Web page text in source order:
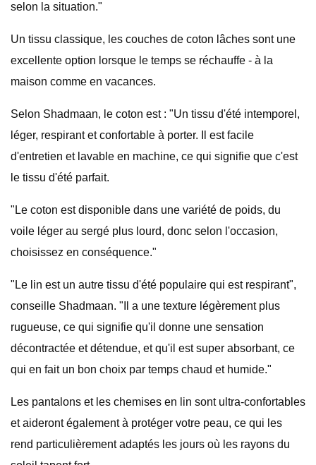
selon la situation."
Un tissu classique, les couches de coton lâches sont une
excellente option lorsque le temps se réchauffe - à la
maison comme en vacances.
Selon Shadmaan, le coton est : "Un tissu d'été intemporel,
léger, respirant et confortable à porter. Il est facile
d'entretien et lavable en machine, ce qui signifie que c'est
le tissu d'été parfait.
"Le coton est disponible dans une variété de poids, du
voile léger au sergé plus lourd, donc selon l'occasion,
choisissez en conséquence."
"Le lin est un autre tissu d'été populaire qui est respirant",
conseille Shadmaan. "Il a une texture légèrement plus
rugueuse, ce qui signifie qu'il donne une sensation
décontractée et détendue, et qu'il est super absorbant, ce
qui en fait un bon choix par temps chaud et humide."
Les pantalons et les chemises en lin sont ultra-confortables
et aideront également à protéger votre peau, ce qui les
rend particulièrement adaptés les jours où les rayons du